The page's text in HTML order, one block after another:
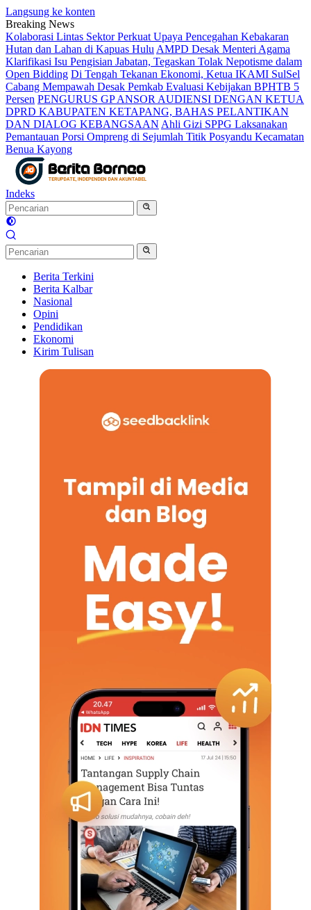
Langsung ke konten
Breaking News
Kolaborasi Lintas Sektor Perkuat Upaya Pencegahan Kebakaran
Hutan dan Lahan di Kapuas Hulu AMPD Desak Menteri Agama
Klarifikasi Isu Pengisian Jabatan, Tegaskan Tolak Nepotisme dalam
Open Bidding Di Tengah Tekanan Ekonomi, Ketua IKAMI SulSel
Cabang Mempawah Desak Pemkab Evaluasi Kebijakan BPHTB 5
Persen PENGURUS GP ANSOR AUDIENSI DENGAN KETUA
DPRD KABUPATEN KETAPANG, BAHAS PELANTIKAN
DAN DIALOG KEBANGSAAN Ahli Gizi SPPG Laksanakan
Pemantauan Porsi Ompreng di Sejumlah Titik Posyandu Kecamatan
Benua Kayong
Indeks
Berita Terkini
Berita Kalbar
Nasional
Opini
Pendidikan
Ekonomi
Kirim Tulisan